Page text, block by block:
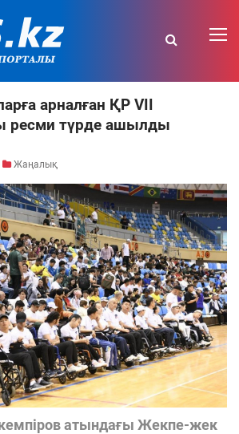
арналған ҚР VII
ресми түрде ашылды
Жаңалық
атындағы Жекпе-жек